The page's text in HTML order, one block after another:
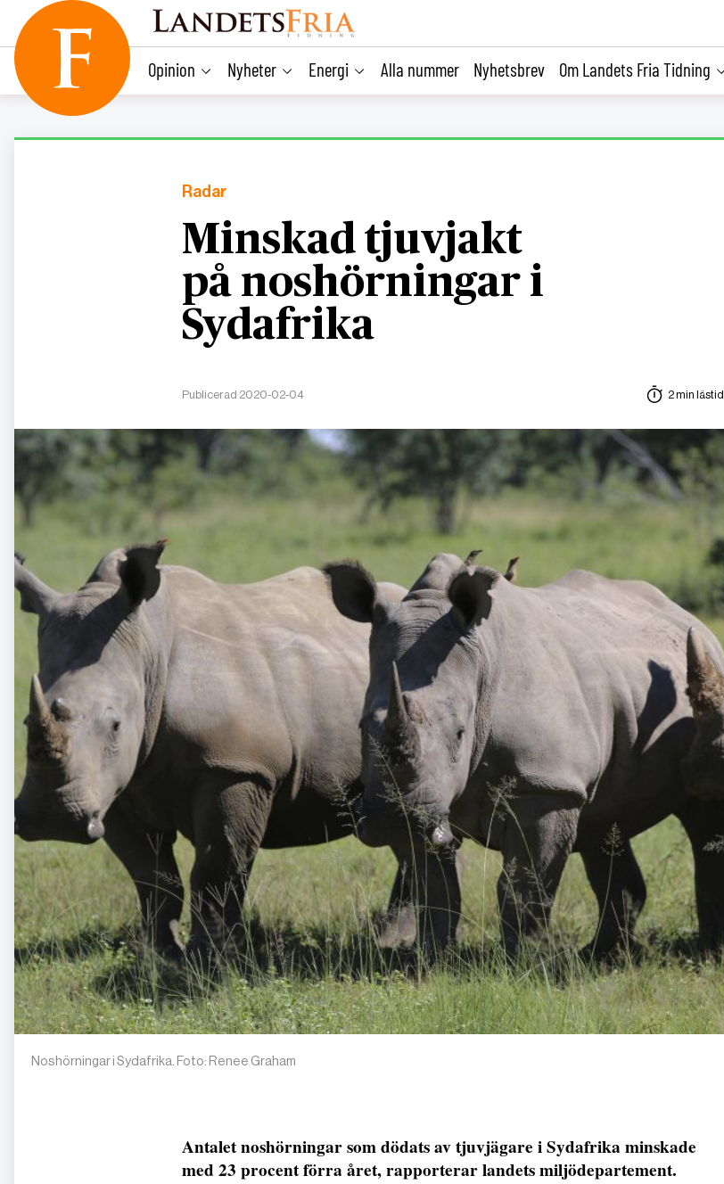
content
Opinion Nyheter Energi Alla nummer Nyhetsbrev Om Landets Fria Tidning
Radar
Minskad tjuvjakt
på noshörningar i
Sydafrika
Publicerad 2020-02-04 2 min lästid
Noshörningar i Sydafrika. Foto: Renee Graham
Antalet noshörningar som dödats av tjuvjägare i Sydafrika minskade
med 23 procent förra året, rapporterar landets miljödepartement.